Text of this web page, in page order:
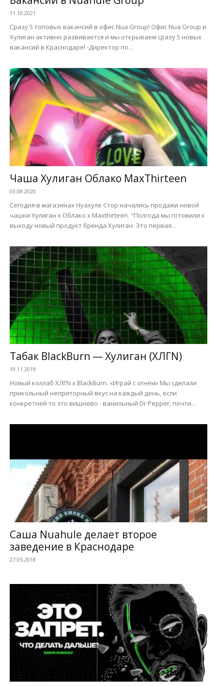
11.10.2021
Сразу 5 топовых вакансий в офис Nua Group! Офис Nua Group и
Хулиган активно развивается и мы открываем сразу 5 новых
вакансий в Краснодаре! -Директор по...
Чаша Хулиган Облако MaxThirteen
03.08.2020
Сегодня в магазинах Нуахуле Стор начались продажи новой
чашки Хулиган х Облако х Maxthirteen. "Полгода мы готовили к
выходу новый продукт бренда Хулиган. Это первая...
Табак BlackBurn — Хулиган (ХЛГN)
19.11.2019
Новый коллаб ХЛГN x BlackBurn. «Играй с огнём» Мы сделали
прикольный неприторный вкус на каждый день, если
конкретней то это вишнево - ванильный Dr Pepper, почти...
Саша Nuahule делает второе
заведение в Краснодаре
27.05.2018